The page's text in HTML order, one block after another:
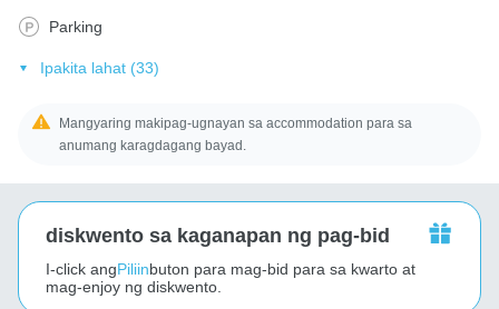
Parking
Ipakita lahat (33)
Mangyaring makipag-ugnayan sa accommodation para sa
anumang karagdagang bayad.
diskwento sa kaganapan ng pag-bid
I-click angPiliinbuton para mag-bid para sa kwarto at
mag-enjoy ng diskwento.